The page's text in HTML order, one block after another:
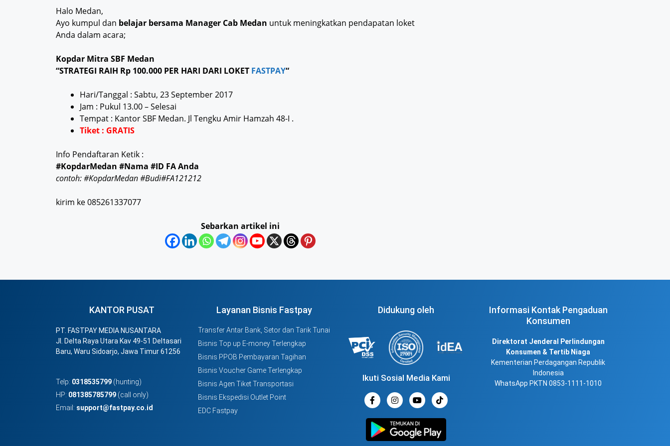
Halo Medan,
Ayo kumpul dan belajar bersama Manager Cab Medan untuk meningkatkan pendapatan loket
Anda dalam acara;
Kopdar Mitra SBF Medan
“STRATEGI RAIH Rp 100.000 PER HARI DARI LOKET FASTPAY“
Hari/Tanggal : Sabtu, 23 September 2017
Jam : Pukul 13.00 – Selesai
Tempat : Kantor SBF Medan. Jl Tengku Amir Hamzah 48-I .
Tiket : GRATIS
Info Pendaftaran Ketik :
#KopdarMedan #Nama #ID FA Anda
contoh: #KopdarMedan #Budi#FA121212
kirim ke 085261337077
Sebarkan artikel ini
KANTOR PUSAT
PT. FASTPAY MEDIA NUSANTARA
Jl. Delta Raya Utara Kav 49-51 Deltasari
Baru, Waru Sidoarjo, Jawa Timur 61256
Telp: 0318535799 (hunting)
HP: 081385785799 (call only)
Email: support@fastpay.co.id
Layanan Bisnis Fastpay
Transfer Antar Bank, Setor dan Tarik Tunai
Bisnis Top up E-money Terlengkap
Bisnis PPOB Pembayaran Tagihan
Bisnis Voucher Game Terlengkap
Bisnis Agen Tiket Transportasi
Bisnis Ekspedisi Outlet Point
EDC Fastpay
Didukung oleh
Ikuti Sosial Media Kami
Informasi Kontak Pengaduan
Konsumen
Direktorat Jenderal Perlindungan
Konsumen & Tertib Niaga
Kementerian Perdagangan Republik
Indonesia
WhatsApp PKTN 0853-1111-1010